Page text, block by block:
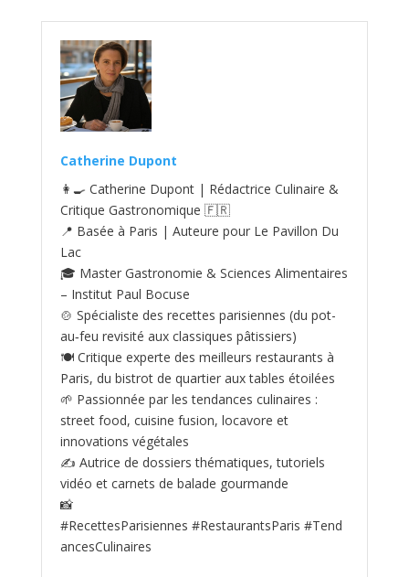
Catherine Dupont
👩‍🍳 Catherine Dupont | Rédactrice Culinaire &
Critique Gastronomique 🇫🇷
📍 Basée à Paris | Auteure pour Le Pavillon Du
Lac
🎓 Master Gastronomie & Sciences Alimentaires
– Institut Paul Bocuse
🍲 Spécialiste des recettes parisiennes (du pot-
au‑feu revisité aux classiques pâtissiers)
🍽️ Critique experte des meilleurs restaurants à
Paris, du bistrot de quartier aux tables étoilées
🌱 Passionnée par les tendances culinaires :
street food, cuisine fusion, locavore et
innovations végétales
✍️ Autrice de dossiers thématiques, tutoriels
vidéo et carnets de balade gourmande
📸
#RecettesParisiennes #RestaurantsParis #Tend
ancesCulinaires